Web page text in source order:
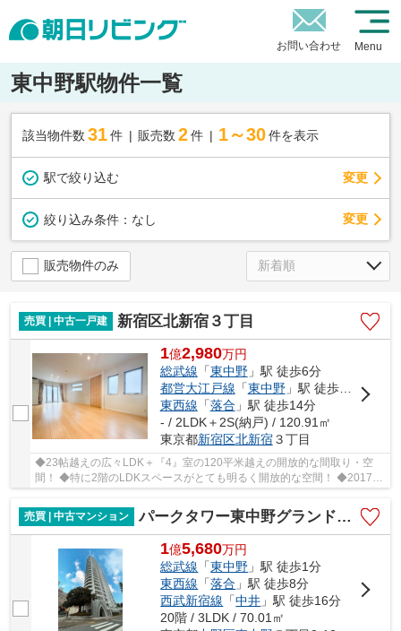
お問い合わせ Menu
東中野駅物件一覧
該当物件数 31件 販売数 2 件 1～30 件を表示
駅で絞り込む 変更
絞り込み条件： なし 変更
販売物件のみ
売買 | 中古一戸建 新宿区北新宿３丁目
1億2,980万円
総武線 「東中野」駅 徒歩6分
都営大江戸線 「東中野」駅 徒歩10分
東西線 「落合 」駅 徒歩14分
- / 2LDK＋2S(納戸) / 120.91㎡
東京都新宿区北新宿３丁目
◆23帖越えの広々LDK＋『4』室の120平米越えの開放的な間取り・空
間！ ◆特に2階のLDKスペースがとても明るく開放的な空間！ ◆2017年
売買 | 中古マンション
パークタワー東中野グランドエア
1億5,680万円
総武線 「東中野 」駅 徒歩1分
東西線 「落合 」駅 徒歩8分
西武新宿線 「中井 」駅 徒歩16分
20階 / 3LDK / 70.01㎡